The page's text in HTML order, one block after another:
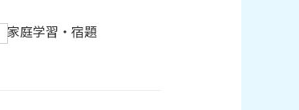
家庭学習・宿題